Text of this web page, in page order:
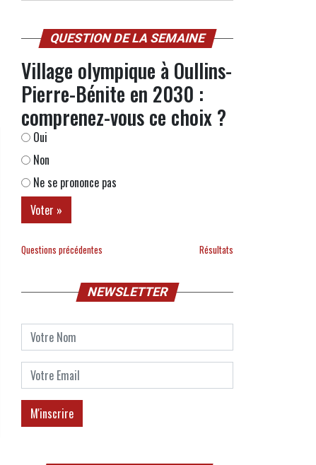
QUESTION DE LA SEMAINE
Village olympique à Oullins-
Pierre-Bénite en 2030 :
comprenez-vous ce choix ?
Oui
Non
Ne se prononce pas
Questions précédentes Résultats
NEWSLETTER